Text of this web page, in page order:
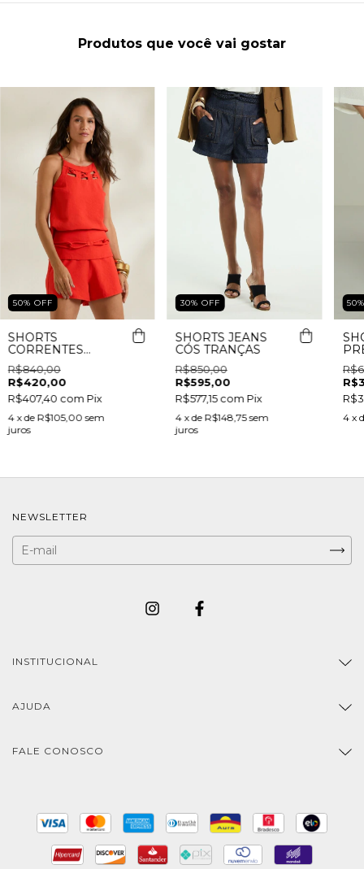
Produtos que você vai gostar
50% OFF
SHORTS
CORRENTES
CORDA
R$840,00
R$420,00
R$407,40 com Pix
4 x de R$105,00 sem
juros
30% OFF
SHORTS JEANS
CÓS TRANÇAS
R$850,00
R$595,00
R$577,15com Pix
4 x de R$148,75 sem
juros
50
4 x
NEWSLETTER
INSTITUCIONAL
AJUDA
FALE CONOSCO